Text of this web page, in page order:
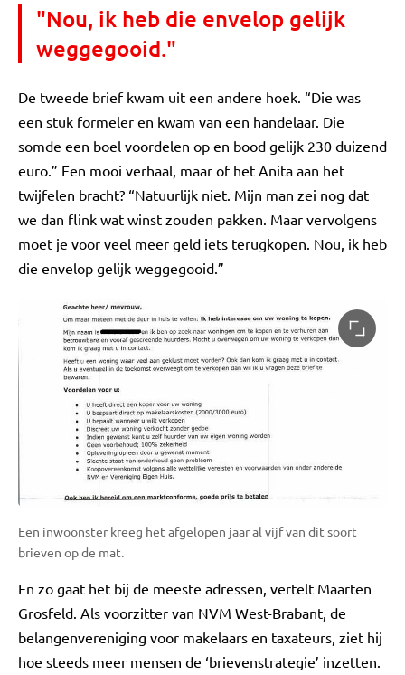
"Nou, ik heb die envelop gelijk
weggegooid."
De tweede brief kwam uit een andere hoek. “Die was
een stuk formeler en kwam van een handelaar. Die
somde een boel voordelen op en bood gelijk 230 duizend
euro.” Een mooi verhaal, maar of het Anita aan het
twijfelen bracht? “Natuurlijk niet. Mijn man zei nog dat
we dan flink wat winst zouden pakken. Maar vervolgens
moet je voor veel meer geld iets terugkopen. Nou, ik heb
die envelop gelijk weggegooid.”
Een inwoonster kreeg het afgelopen jaar al vijf van dit soort
brieven op de mat.
En zo gaat het bij de meeste adressen, vertelt Maarten
Grosfeld. Als voorzitter van NVM West-Brabant, de
belangenvereniging voor makelaars en taxateurs, ziet hij
hoe steeds meer mensen de ‘brievenstrategie’ inzetten.